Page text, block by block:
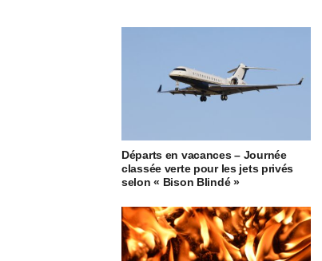
Départs en vacances – Journée
classée verte pour les jets privés
selon « Bison Blindé »